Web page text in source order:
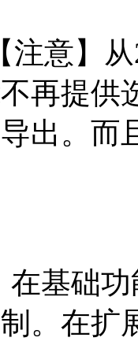
【注意】
再提供
出。而
基础
。在扩